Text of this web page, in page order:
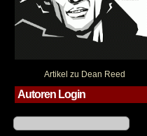
Artikel zu Dean Reed
Autoren Login